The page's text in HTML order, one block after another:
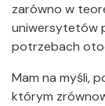
zarówno w
uniwersytetów
potrzebach
Mam na myśli,
którym